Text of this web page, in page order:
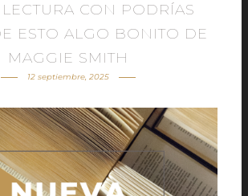
CON PODRÍAS
ESTO ALGO BONITO DE
MAGGIE SMITH
12 septiembre, 2025